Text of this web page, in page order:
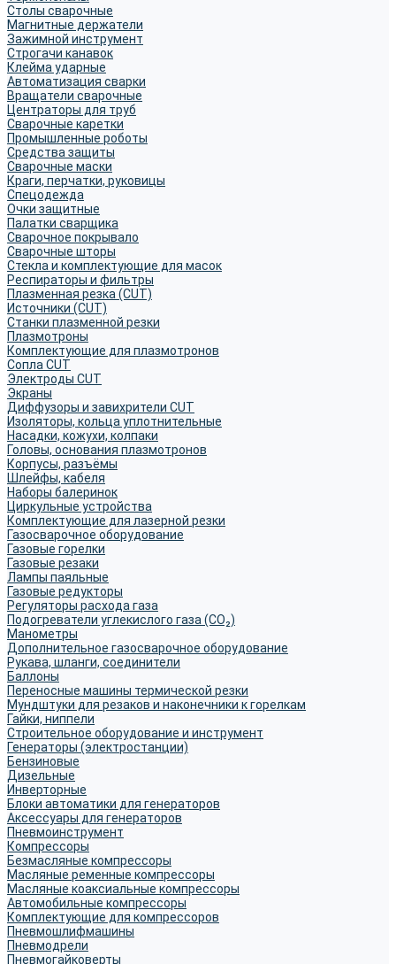
Столы сварочные
Магнитные держатели
Зажимной инструмент
Строгачи канавок
Клейма ударные
Автоматизация сварки
Вращатели сварочные
Центраторы для труб
Сварочные каретки
Промышленные роботы
Средства защиты
Сварочные маски
Краги, перчатки, руковицы
Спецодежда
Очки защитные
Палатки сварщика
Сварочное покрывало
Сварочные шторы
Стекла и комплектующие для масок
Респираторы и фильтры
Плазменная резка (CUT)
Источники (CUT)
Станки плазменной резки
Плазмотроны
Комплектующие для плазмотронов
Сопла CUT
Электроды CUT
Экраны
Диффузоры и завихрители CUT
Изоляторы, кольца уплотнительные
Насадки, кожухи, колпаки
Головы, основания плазмотронов
Корпусы, разъёмы
Шлейфы, кабеля
Наборы балеринок
Циркульные устройства
Комплектующие для лазерной резки
Газосварочное оборудование
Газовые горелки
Газовые резаки
Лампы паяльные
Газовые редукторы
Регуляторы расхода газа
Подогреватели углекислого газа (CO₂)
Манометры
Дополнительное газосварочное оборудование
Рукава, шланги, соединители
Баллоны
Переносные машины термической резки
Мундштуки для резаков и наконечники к горелкам
Гайки, ниппели
Строительное оборудование и инструмент
Генераторы (электростанции)
Бензиновые
Дизельные
Инверторные
Блоки автоматики для генераторов
Аксессуары для генераторов
Пневмоинструмент
Компрессоры
Безмасляные компрессоры
Масляные ременные компрессоры
Масляные коаксиальные компрессоры
Автомобильные компрессоры
Комплектующие для компрессоров
Пневмошлифмашины
Пневмодрели
Пневмогайковерты